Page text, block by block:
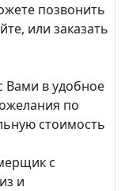
позвонить
или заказать
Вами в удобное
по
стоимость
с
и